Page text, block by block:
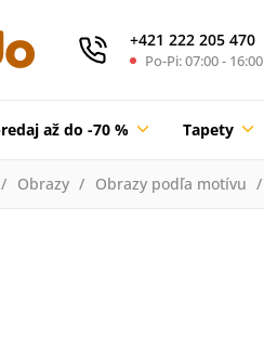
+421 222 205 470
Po-Pi: 07:00 - 16:00
až do -70 % Tapety
Obrazy Obrazy podľa motívu